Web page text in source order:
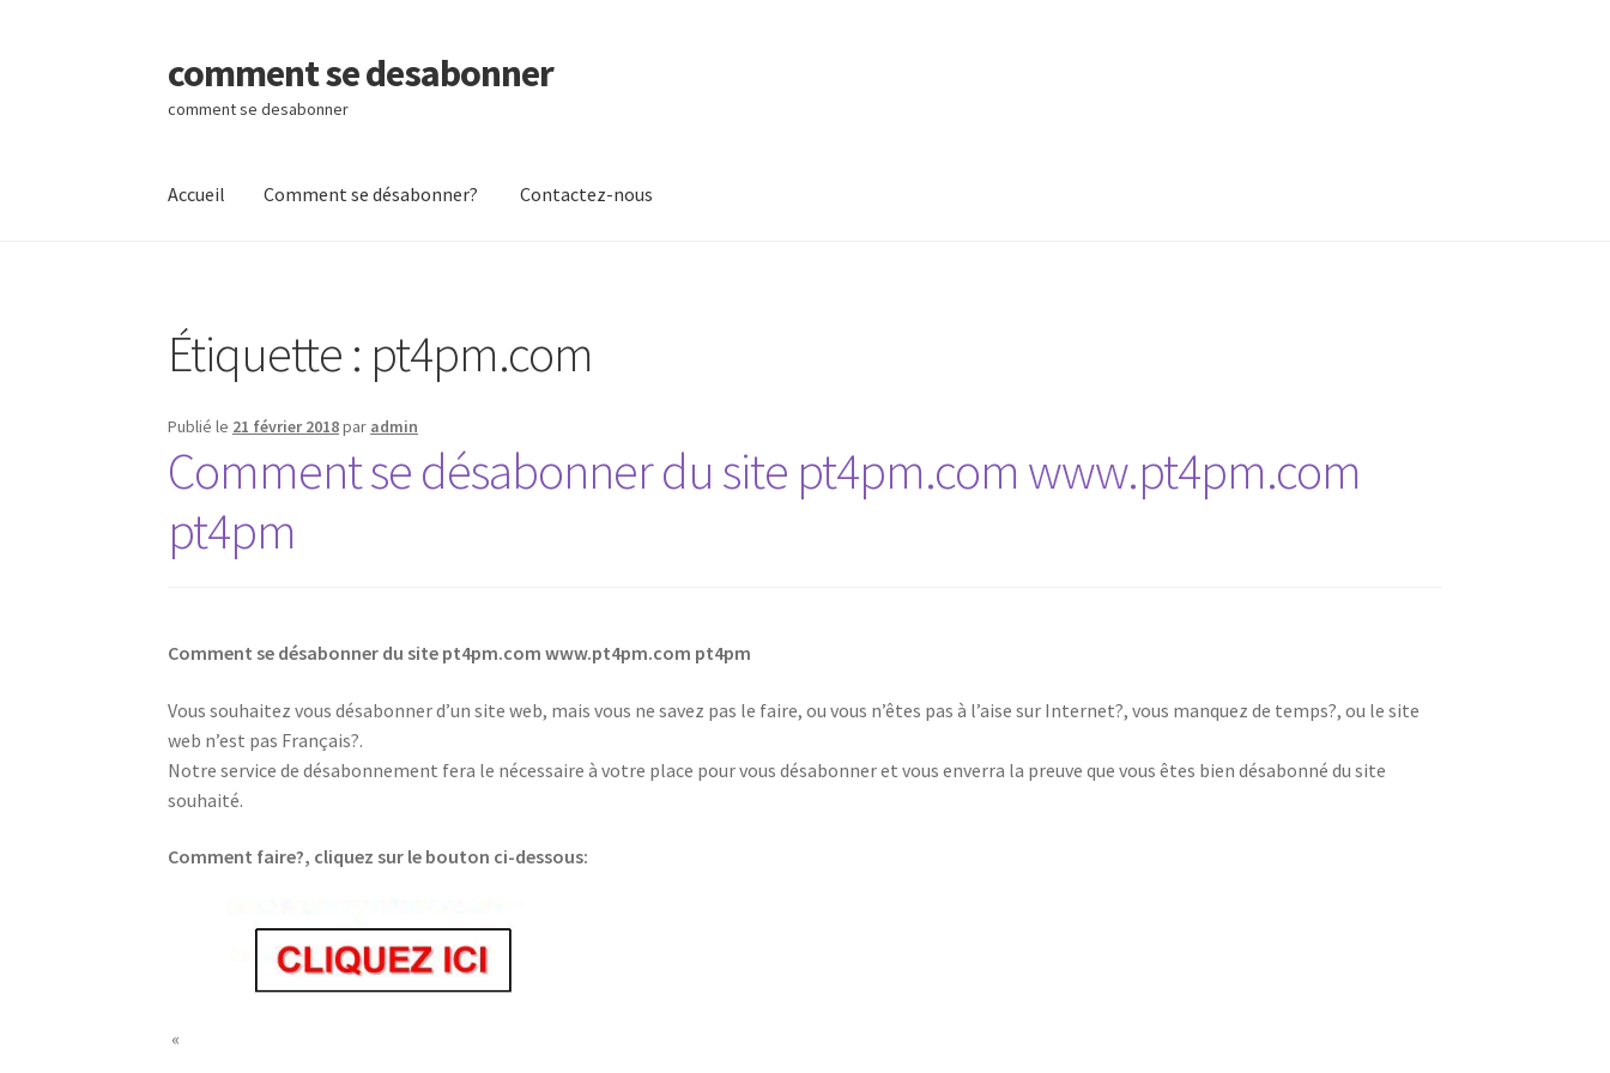
Aller
à
la
Aller
au
contenu
comment se desabonner
comment se desabonner
Accueil Comment se désabonner? Contactez-nous
Étiquette : pt4pm.com
Publié le 21 février 2018par admin
Comment se désabonner du site pt4pm.com www.pt4pm.com
pt4pm
Comment se désabonner du site pt4pm.com www.pt4pm.com pt4pm
Vous souhaitez vous désabonner d’un site web, mais vous ne savez pas le faire, ou vous n’êtes pas à l’aise sur Internet?, vous manquez de temps?, ou le site
web n’est pas Français?.
Notre service de désabonnement fera le nécessaire à votre place pour vous désabonner et vous enverra la preuve que vous êtes bien désabonné du site
souhaité.
Comment faire?, cliquez sur le bouton ci-dessous:
«